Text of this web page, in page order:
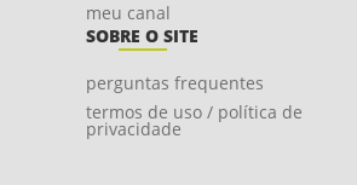
meu canal
SOBRE O SITE
perguntas frequentes
termos de uso / política de
privacidade